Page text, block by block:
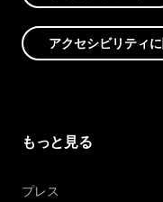
アクセシビリティ
もっと見る
プレス